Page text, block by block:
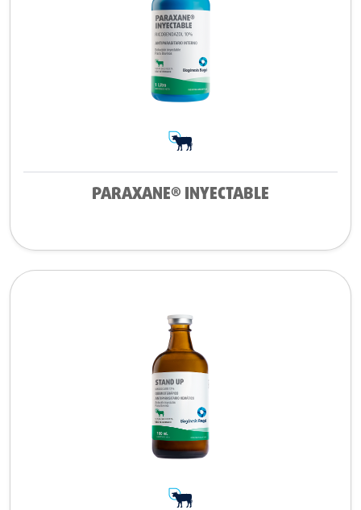
PARAXANE® INYECTABLE